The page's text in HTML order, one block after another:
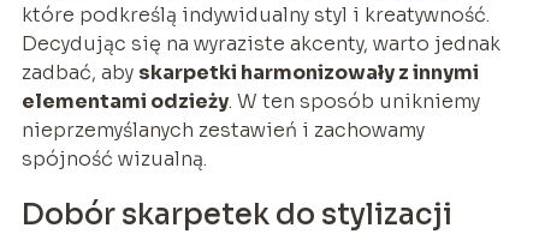
które podkreślą indywidualny styl i kreatywność.
Decydując się na wyraziste akcenty, warto jednak
zadbać, aby skarpetki harmonizowały z innymi
elementami odzieży. W ten sposób unikniemy
nieprzemyślanych zestawień i zachowamy
spójność wizualną.
Dobór skarpetek do stylizacji